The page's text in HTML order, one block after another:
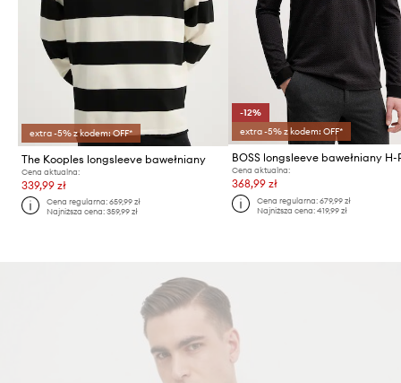
extra -5% z kodem: OFF*
The Kooples longsleeve bawełniany
Cena aktualna:
339,99 zł
Cena regularna:659,99 zł
Najniższa cena:359,99 zł
-12%
extra -5% z kodem: OFF*
Cena aktualna:
368,99 zł
Cena regularna: 679,99 zł
Najniższa cena: 419,99 zł